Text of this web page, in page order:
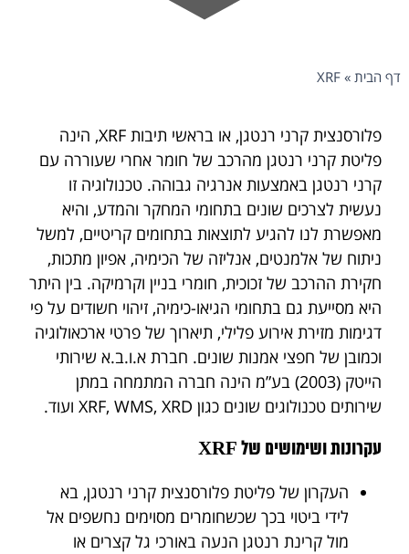
דף הבית»
XRF
פלורסנצית קרני רנטגן, או בראשי תיבות XRF, הינה
פליטת קרני רנטגן מהרכב של חומר אחרי שעוררה עם
קרני רנטגן באמצעות אנרגיה גבוהה. טכנולוגיה זו
נעשית לצרכים שונים בתחומי המחקר והמדע, והיא
מאפשרת לנו להגיע לתוצאות בתחומים קריטיים, למשל
ניתוח של אלמנטים, אנליזה של הכימיה, אפיון מתכות,
חקירת ההרכב של זכוכית, חומרי בניין וקרמיקה. בין היתר
היא מסייעת גם בתחומי הגיאו-כימיה, זיהוי חשודים על פי
דגימות מזירת אירוע פלילי, תיארוך של פרטי ארכאולוגיה
וכמובן של חפצי אמנות שונים. חברת א.ו.ב.א שירותי
הייטק (2003) בע”מ הינה חברה המתמחה במתן
שירותים טכנולוגים שונים כגון XRF, WMS, XRD ועוד.
עקרונות ושימושים של XRF
העקרון של פליטת פלורסנצית קרני רנטגן, בא
לידי ביטוי בכך שכשחומרים מסוימים נחשפים אל
מול קרינת רנטגן הנעה באורכי גל קצרים או